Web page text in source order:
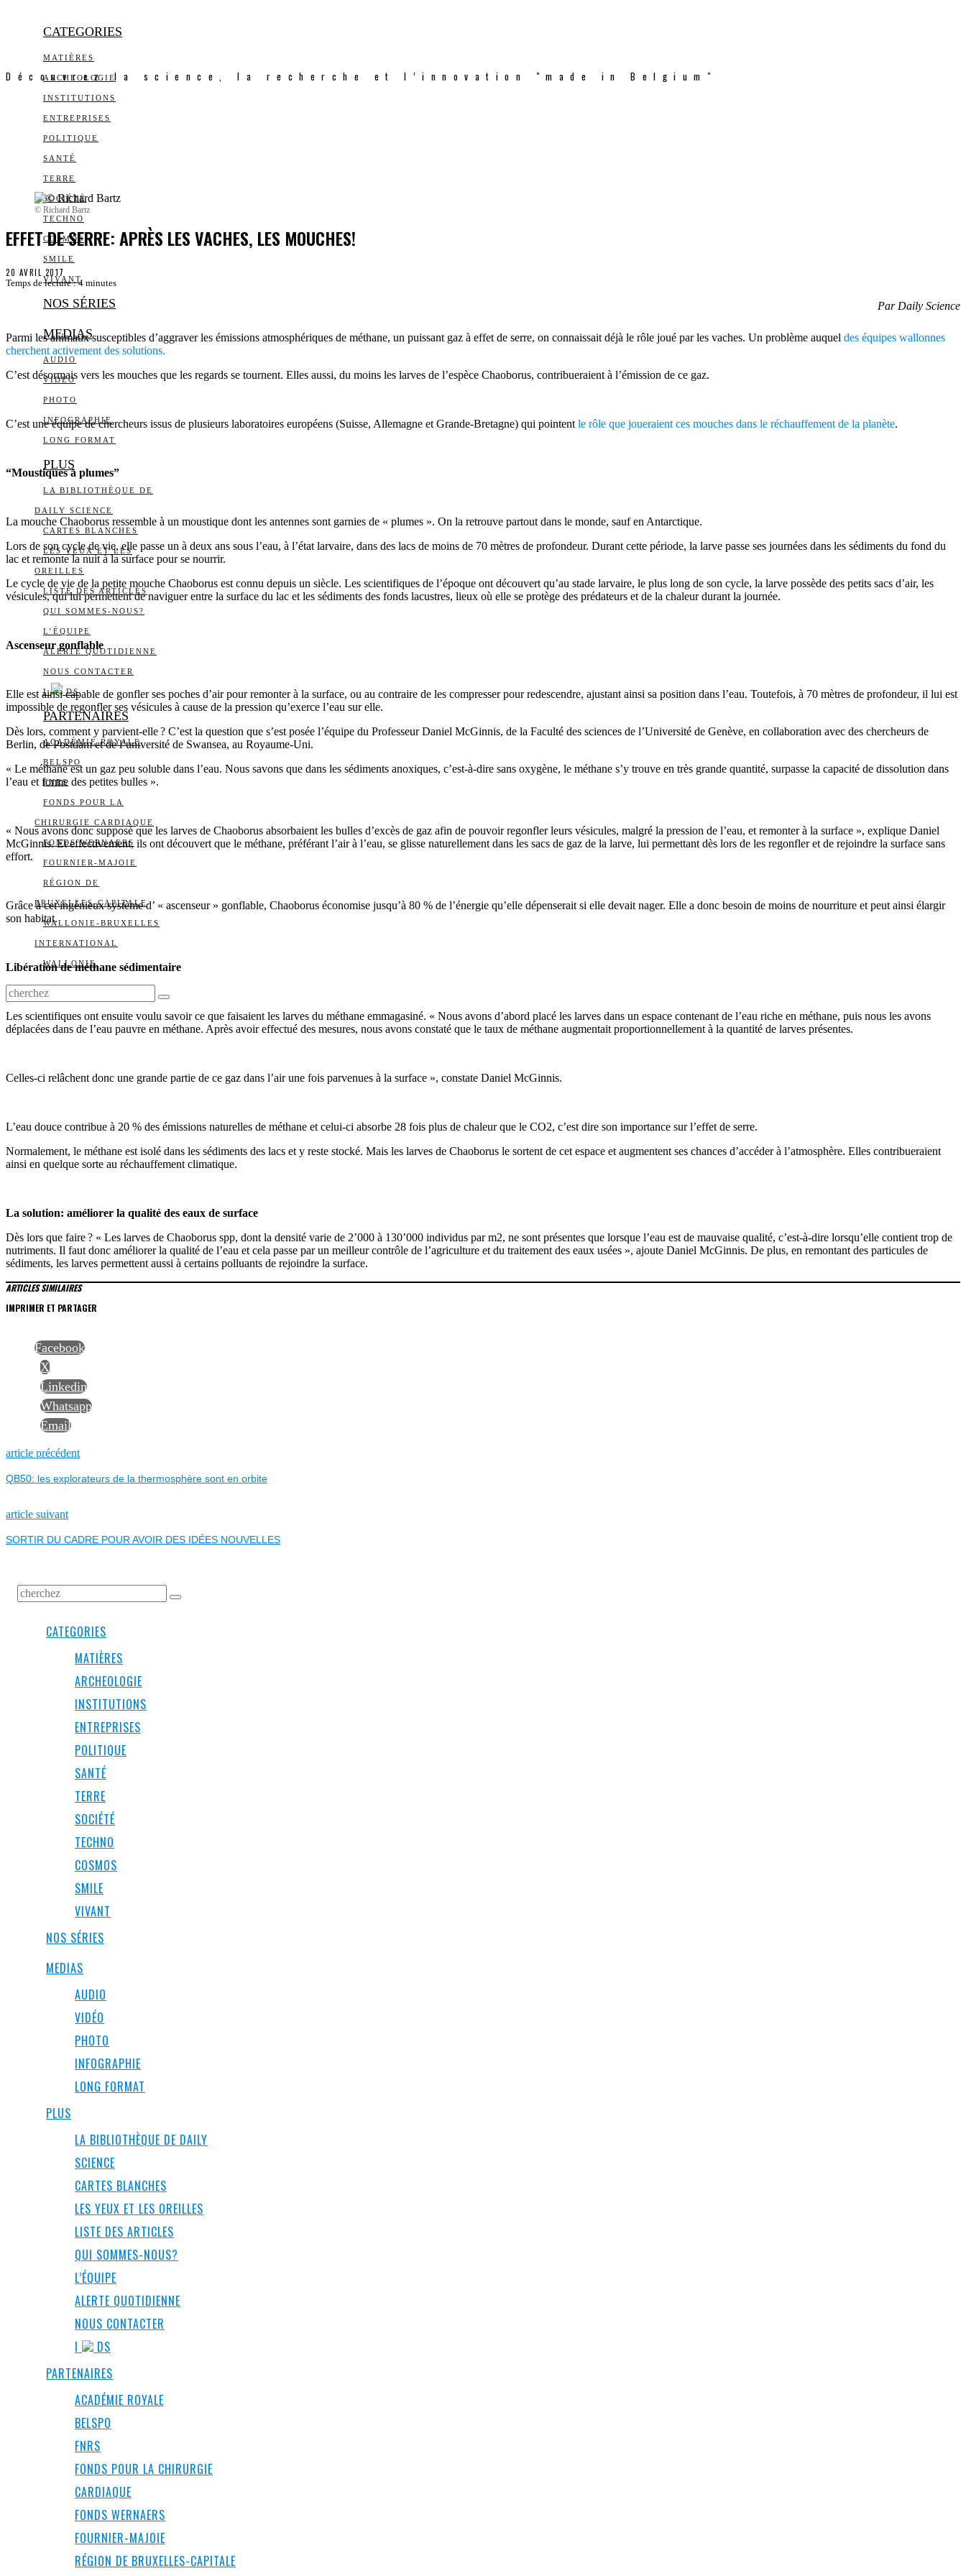
CATEGORIES
MATIÈRES
ARCHEOLOGIE
INSTITUTIONS
ENTREPRISES
POLITIQUE
SANTÉ
TERRE
SOCIÉTÉ
TECHNO
COSMOS
SMILE
VIVANT
NOS SÉRIES
MEDIAS
AUDIO
VIDÉO
PHOTO
INFOGRAPHIE
LONG FORMAT
PLUS
LA BIBLIOTHÈQUE DE
DAILY SCIENCE
CARTES BLANCHES
LES YEUX ET LES
OREILLES
LISTE DES ARTICLES
QUI SOMMES-NOUS?
L’ÉQUIPE
ALERTE QUOTIDIENNE
NOUS CONTACTER
I DS
PARTENAIRES
ACADÉMIE ROYALE
BELSPO
FNRS
FONDS POUR LA
CHIRURGIE CARDIAQUE
FONDS WERNAERS
FOURNIER-MAJOIE
RÉGION DE
BRUXELLES-CAPITALE
WALLONIE-BRUXELLES
INTERNATIONAL
WALLONIE
Découvrez la science, la recherche et l’innovation "made in Belgium"
© Richard Bartz
EFFET DE SERRE: APRÈS LES VACHES, LES MOUCHES!
20 AVRIL 2017
Temps de lecture :4 minutes
Par Daily Science
Parmi les animaux susceptibles d’aggraver les émissions atmosphériques de méthane, un puissant gaz à effet de serre, on connaissait déjà le rôle joué par les vaches. Un problème auquel des équipes wallonnes
cherchent activement des solutions.
C’est désormais vers les mouches que les regards se tournent. Elles aussi, du moins les larves de l’espèce Chaoborus, contribueraient à l’émission de ce gaz.
C’est une équipe de chercheurs issus de plusieurs laboratoires européens (Suisse, Allemagne et Grande-Bretagne) qui pointent le rôle que joueraient ces mouches dans le réchauffement de la planète.
“Moustiques à plumes”
La mouche Chaoborus ressemble à un moustique dont les antennes sont garnies de « plumes ». On la retrouve partout dans le monde, sauf en Antarctique.
Lors de son cycle de vie, elle passe un à deux ans sous l’eau, à l’état larvaire, dans des lacs de moins de 70 mètres de profondeur. Durant cette période, la larve passe ses journées dans les sédiments du fond du
lac et remonte la nuit à la surface pour se nourrir.
Le cycle de vie de la petite mouche Chaoborus est connu depuis un siècle. Les scientifiques de l’époque ont découvert qu’au stade larvaire, le plus long de son cycle, la larve possède des petits sacs d’air, les
vésicules, qui lui permettent de naviguer entre la surface du lac et les sédiments des fonds lacustres, lieux où elle se protège des prédateurs et de la chaleur durant la journée.
Ascenseur gonflable
Elle est ainsi capable de gonfler ses poches d’air pour remonter à la surface, ou au contraire de les compresser pour redescendre, ajustant ainsi sa position dans l’eau. Toutefois, à 70 mètres de profondeur, il lui est
impossible de regonfler ses vésicules à cause de la pression qu’exerce l’eau sur elle.
Dès lors, comment y parvient-elle ? C’est la question que s’est posée l’équipe du Professeur Daniel McGinnis, de la Faculté des sciences de l’Université de Genève, en collaboration avec des chercheurs de
Berlin, de Postdam et de l’université de Swansea, au Royaume-Uni.
« Le méthane est un gaz peu soluble dans l’eau. Nous savons que dans les sédiments anoxiques, c’est-à-dire sans oxygène, le méthane s’y trouve en très grande quantité, surpasse la capacité de dissolution dans
l’eau et forme des petites bulles ».
« Nous avons donc supposé que les larves de Chaoborus absorbaient les bulles d’excès de gaz afin de pouvoir regonfler leurs vésicules, malgré la pression de l’eau, et remonter à la surface », explique Daniel
McGinnis. Et effectivement, ils ont découvert que le méthane, préférant l’air à l’eau, se glisse naturellement dans les sacs de gaz de la larve, lui permettant dès lors de les regonfler et de rejoindre la surface sans
effort.
Grâce à cet ingénieux système d’ « ascenseur » gonflable, Chaoborus économise jusqu’à 80 % de l’énergie qu’elle dépenserait si elle devait nager. Elle a donc besoin de moins de nourriture et peut ainsi élargir
son habitat.
Libération de méthane sédimentaire
Les scientifiques ont ensuite voulu savoir ce que faisaient les larves du méthane emmagasiné. « Nous avons d’abord placé les larves dans un espace contenant de l’eau riche en méthane, puis nous les avons
déplacées dans de l’eau pauvre en méthane. Après avoir effectué des mesures, nous avons constaté que le taux de méthane augmentait proportionnellement à la quantité de larves présentes.
Celles-ci relâchent donc une grande partie de ce gaz dans l’air une fois parvenues à la surface », constate Daniel McGinnis.
L’eau douce contribue à 20 % des émissions naturelles de méthane et celui-ci absorbe 28 fois plus de chaleur que le CO2, c’est dire son importance sur l’effet de serre.
Normalement, le méthane est isolé dans les sédiments des lacs et y reste stocké. Mais les larves de Chaoborus le sortent de cet espace et augmentent ses chances d’accéder à l’atmosphère. Elles contribueraient
ainsi en quelque sorte au réchauffement climatique.
La solution: améliorer la qualité des eaux de surface
Dès lors que faire ? « Les larves de Chaoborus spp, dont la densité varie de 2’000 à 130’000 individus par m2, ne sont présentes que lorsque l’eau est de mauvaise qualité, c’est-à-dire lorsqu’elle contient trop de
nutriments. Il faut donc améliorer la qualité de l’eau et cela passe par un meilleur contrôle de l’agriculture et du traitement des eaux usées », ajoute Daniel McGinnis. De plus, en remontant des particules de
sédiments, les larves permettent aussi à certains polluants de rejoindre la surface.
ARTICLES SIMILAIRES
IMPRIMER ET PARTAGER
Facebook
X
Linkedin
Whatsapp
Email
NAVIGATION
DE
L’ARTICLE
article précédentPrevious
QB50: les explorateurs de la thermosphère sont en orbite
article suivantNext
SORTIR DU CADRE POUR AVOIR DES IDÉES NOUVELLES
CATEGORIES
MATIÈRES
ARCHEOLOGIE
INSTITUTIONS
ENTREPRISES
POLITIQUE
SANTÉ
TERRE
SOCIÉTÉ
TECHNO
COSMOS
SMILE
VIVANT
NOS SÉRIES
MEDIAS
AUDIO
VIDÉO
PHOTO
INFOGRAPHIE
LONG FORMAT
PLUS
LA BIBLIOTHÈQUE DE DAILY
SCIENCE
CARTES BLANCHES
LES YEUX ET LES OREILLES
LISTE DES ARTICLES
QUI SOMMES-NOUS?
L’ÉQUIPE
ALERTE QUOTIDIENNE
NOUS CONTACTER
I
DS
PARTENAIRES
ACADÉMIE ROYALE
BELSPO
FNRS
FONDS POUR LA CHIRURGIE
CARDIAQUE
FONDS WERNAERS
FOURNIER-MAJOIE
RÉGION DE BRUXELLES-CAPITALE